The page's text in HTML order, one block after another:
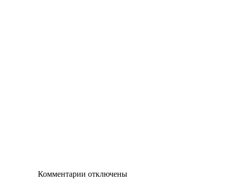
Комментарии отключены